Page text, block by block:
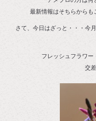
最新情報はそちらからも
さて、今日はざっと・・・今
フレッシュフラワー
交